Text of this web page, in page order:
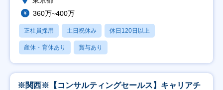
360万~400万
正社員採用 土日祝休み 休日120日以上
産休・育休あり 賞与あり
※関西※【コンサルティングセールス】キャリアチ